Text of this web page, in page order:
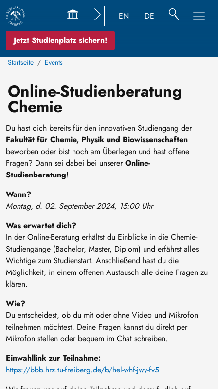
Jetzt Studienplatz sichern!
EN DE
Startseite Events
Online-Studienberatung
Chemie
Du hast dich bereits für den innovativen Studiengang der
Fakultät für Chemie, Physik und Biowissenschaften
beworben oder bist noch am Überlegen und hast offene
Fragen? Dann sei dabei bei unsererOnline-
Studienberatung!
Wann?
Montag, d. 02. September 2024, 15:00 Uhr
Was erwartet dich?
In der Online-Beratung erhältst du Einblicke in die Chemie-
Studiengänge (Bachelor, Master, Diplom) und erfährst alles
Wichtige zum Studienstart. Anschließend hast du die
Möglichkeit, in einem offenen Austausch alle deine Fragen zu
klären.
Wie?
Du entscheidest, ob du mit oder ohne Video und Mikrofon
teilnehmen möchtest. Deine Fragen kannst du direkt per
Mikrofon stellen oder bequem im Chat schreiben.
Einwahllink zur Teilnahme:
https://bbb.hrz.tu-freiberg.de/b/hel-whf-jwy-fv5